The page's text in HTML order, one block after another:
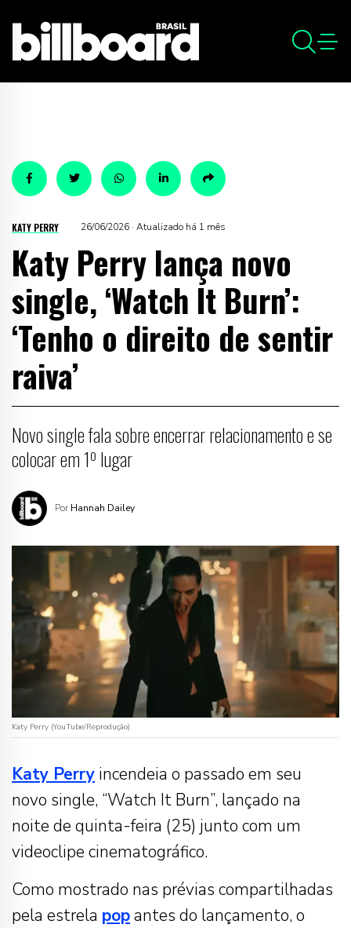
KATY PERRY 26/06/2026 · Atualizado há 1 mês
Katy Perry lança novo
single, ‘Watch It Burn’:
‘Tenho o direito de sentir
raiva’
Novo single fala sobre encerrar relacionamento e se
colocar em 1º lugar
Por Hannah Dailey
Katy Perry (YouTube/Reprodução)
Katy Perry incendeia o passado em seu
novo single, “Watch It Burn”, lançado na
noite de quinta-feira (25) junto com um
videoclipe cinematográfico.
Como mostrado nas prévias compartilhadas
pela estrela popantes do lançamento, o